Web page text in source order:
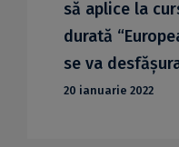
să aplice la
durată
se va
20 ianuarie 2022